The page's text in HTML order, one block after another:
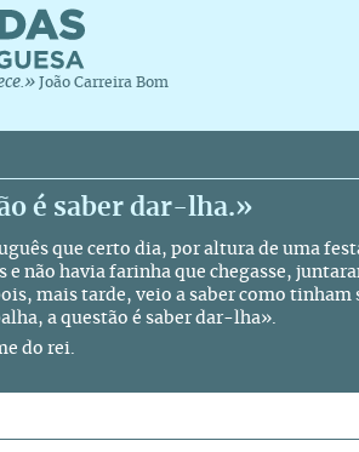
João Carreira Bom
é saber dar-lha.»
que certo dia, por altura de uma
não havia farinha que chegasse,
mais tarde, veio a saber como tinham
a questão é saber dar-lha».
do rei.